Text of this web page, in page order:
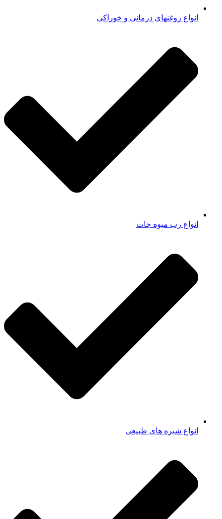
انواع روغنهای درمانی و خوراکی
انواع رب میوه جات
انواع شیره های طبیعی